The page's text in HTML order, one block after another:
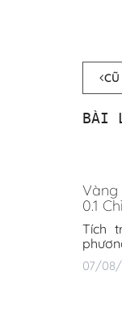
BÀI
Vàng
0.1
Tích
07/